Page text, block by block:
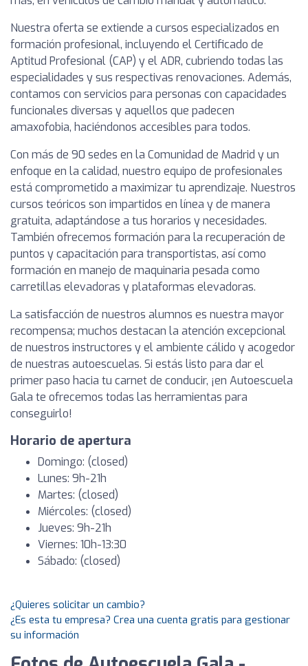
Nuestra oferta se extiende a cursos especializados en
formación profesional, incluyendo el Certificado de
Aptitud Profesional (CAP) y el ADR, cubriendo todas las
especialidades y sus respectivas renovaciones. Además,
contamos con servicios para personas con capacidades
funcionales diversas y aquellos que padecen
amaxofobia, haciéndonos accesibles para todos.
Con más de 90 sedes en la Comunidad de Madrid y un
enfoque en la calidad, nuestro equipo de profesionales
está comprometido a maximizar tu aprendizaje. Nuestros
cursos teóricos son impartidos en línea y de manera
gratuita, adaptándose a tus horarios y necesidades.
También ofrecemos formación para la recuperación de
puntos y capacitación para transportistas, así como
formación en manejo de maquinaria pesada como
carretillas elevadoras y plataformas elevadoras.
La satisfacción de nuestros alumnos es nuestra mayor
recompensa; muchos destacan la atención excepcional
de nuestros instructores y el ambiente cálido y acogedor
de nuestras autoescuelas. Si estás listo para dar el
primer paso hacia tu carnet de conducir, ¡en Autoescuela
Gala te ofrecemos todas las herramientas para
conseguirlo!
Horario de apertura
Domingo: (closed)
Lunes: 9h-21h
Martes: (closed)
Miércoles: (closed)
Jueves: 9h-21h
Viernes: 10h-13:30
Sábado: (closed)
¿Quieres solicitar un cambio?
¿Es esta tu empresa? Crea una cuenta gratis para gestionar
su información